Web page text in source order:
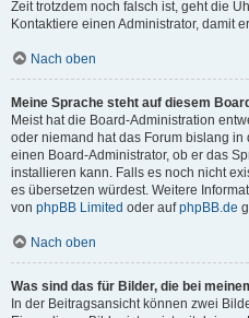
Zeit trotzdem noch falsch ist, geht die
Kontaktiere einen Administrator, damit
Nach oben
Meine Sprache steht auf diesem
Meist hat die Board-Administration
oder niemand hat das Forum bislang
einen Board-Administrator, ob er das
installieren kann. Falls es noch nicht
es übersetzen würdest. Weitere
von phpBB Limited oder aufphpBB.de
Nach oben
Was sind das für Bilder, die bei
In der Beitragsansicht können zwei